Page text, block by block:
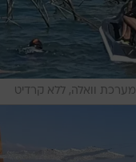
מערכת וואלה, ללא קרדיט